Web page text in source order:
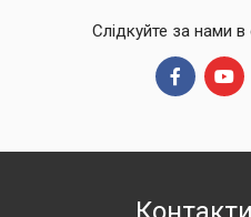
Слідкуйте за нами